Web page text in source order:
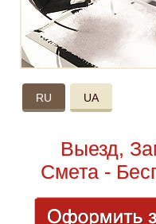
RU UA
Выезд,
Смета -